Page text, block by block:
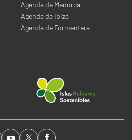
Agenda de Menorca
Agenda de Ibiza
Agenda de Formentera